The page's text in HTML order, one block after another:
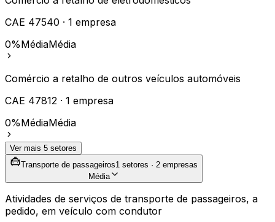
CAE 47540 · 1 empresa
0%MédiaMédia
Comércio a retalho de outros veículos automóveis
CAE 47812 · 1 empresa
0%MédiaMédia
Ver mais 5 setores
Transporte de passageiros1 setores · 2 empresas
Média
Atividades de serviços de transporte de passageiros, a
pedido, em veículo com condutor